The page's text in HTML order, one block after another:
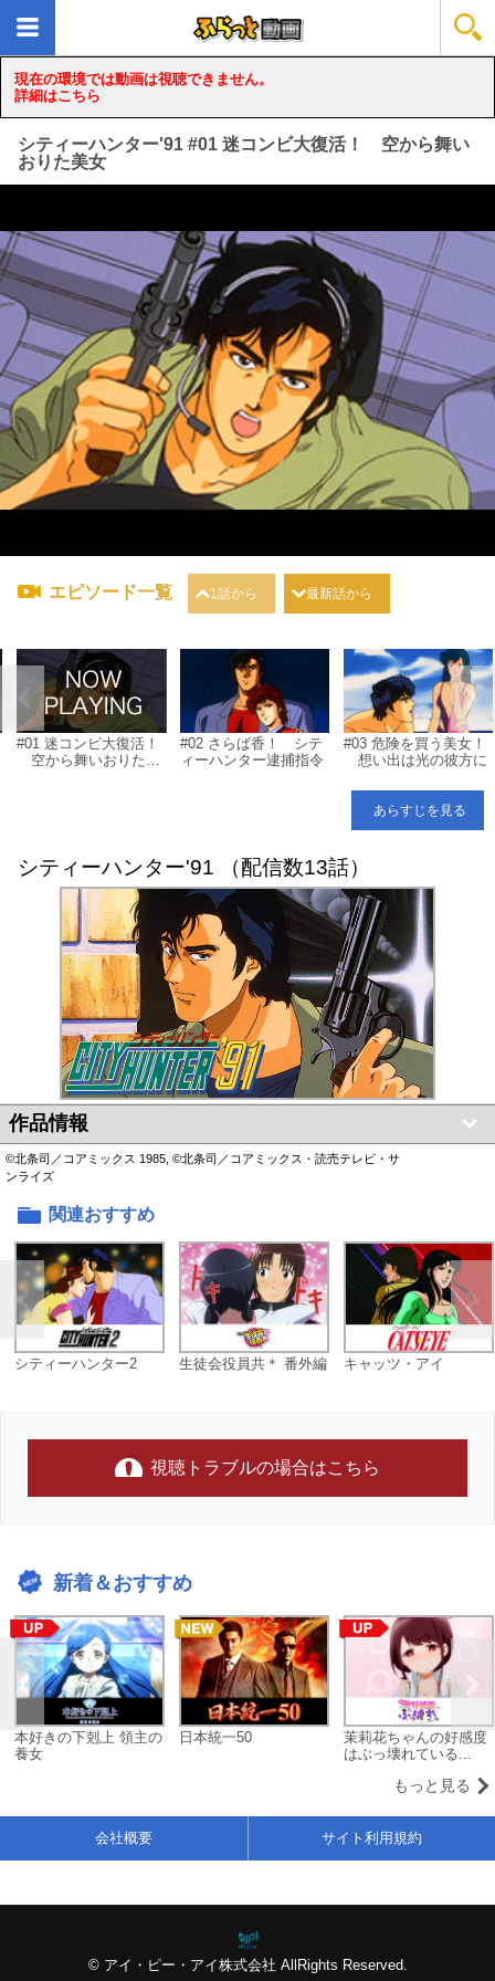
現在の環境では動画は視聴できません。
詳細はこちら
シティーハンター'91 #01 迷コンビ大復活！ 空から舞い
おりた美女
loading...
エピソード一覧 1話から 最新話から
#01 迷コンビ大復活！
空から舞いおりた美
#02 さらば香！ シテ
ィーハンター逮捕指令
#03 危険を買う美女！
想い出は光の彼方に
あらすじを見る
シティーハンター'91 （配信数13話）
作品情報
©北条司／コアミックス 1985, ©北条司／コアミックス・読売テレビ・サ
ンライズ
関連おすすめ
シティーハンター2 生徒会役員共＊ 番外編 キャッツ・アイ
視聴トラブルの場合はこちら
新着＆おすすめ
本好きの下剋上 領主の
養女
日本統一50
茉莉花ちゃんの好感度
はぶっ壊れている...
もっと見る
© アイ・ピー・アイ株式会社 AllRights Reserved.
会社概要 サイト利用規約